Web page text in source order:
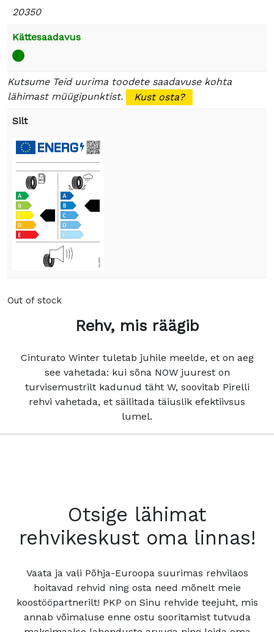
20350
Kättesaadavus
Kutsume Teid uurima toodete saadavuse kohta
lähimast müügipunktist.
Kust osta?
Silt
Out of stock
Rehv, mis räägib
Cinturato Winter tuletab juhile meelde, et on aeg
see vahetada: kui sõna NOW juurest on
turvisemustrilt kadunud täht W, soovitab Pirelli
rehvi vahetada, et säilitada täiuslik efektiivsus
lumel.
Otsige lähimat
rehvikeskust oma linnas!
Vaata ja vali Põhja-Euroopa suurimas rehvilaos
hoitavad rehvid ning osta need mõnelt meie
koostööpartnerilt! PKP on Sinu rehvide teejuht, mis
annab võimaluse enne ostu sooritamist tutvuda